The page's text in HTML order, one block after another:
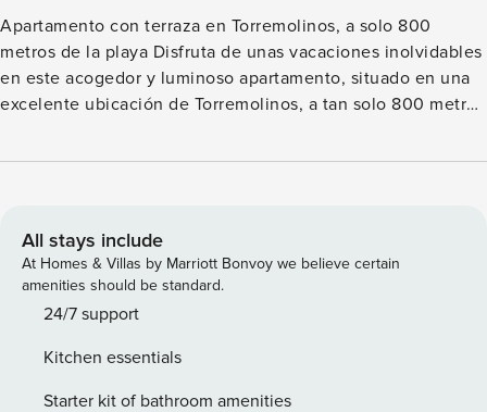
Apartamento con terraza en Torremolinos, a solo 800
metros de la playa Disfruta de unas vacaciones inolvidables
en este acogedor y luminoso apartamento, situado en una
excelente ubicación de Torremolinos, a tan solo 800 metros
pequeños grupos que desean descubrir todo el encanto de
individual, ofreciendo un ambiente tranquilo para el
descanso. Cuenta además con una cocina abierta al salón-
comedor, totalmente equipada para que te sientas como en
casa, un baño completo con ducha y una agradable terraza
relajarte después de un día de playa o disfrutar de las
cálidas noches mediterráneas. Su ubicación te permitirá
All stays include
At Homes & Villas by Marriott Bonvoy we believe certain
amenities should be standard.
24/7 support
Kitchen essentials
Starter kit of bathroom amenities